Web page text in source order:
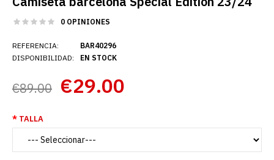
0 OPINIONES
REFERENCIA:
DISPONIBILIDAD:
BAR40296
EN STOCK
€89.00 €29.00
TALLA